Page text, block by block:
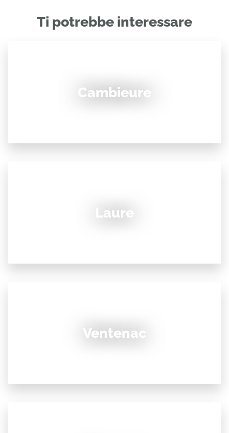
Ti potrebbe interessare
Cambieure
Laure
Ventenac